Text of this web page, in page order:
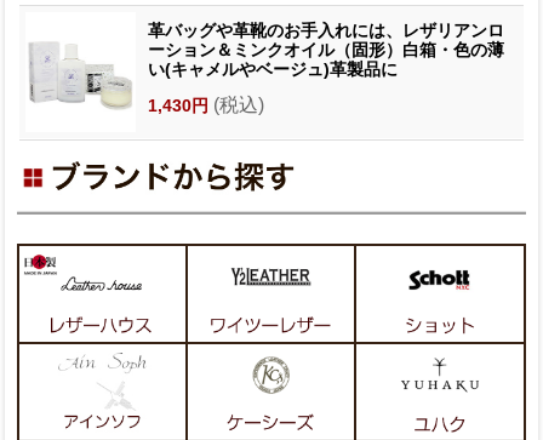
革バッグや革靴のお手入れには、レザリアンロ
ーション＆ミンクオイル（固形）白箱・色の薄
い(キャメルやベージュ)革製品に
1,430円 (税込)